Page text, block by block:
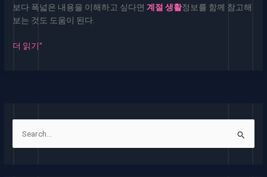
보다 폭넓은 내용을 이해하고 싶다면계절 생활정보를 함께 참고해
보는 것도 도움이 된다.
한
전
별
활
더 읽기"